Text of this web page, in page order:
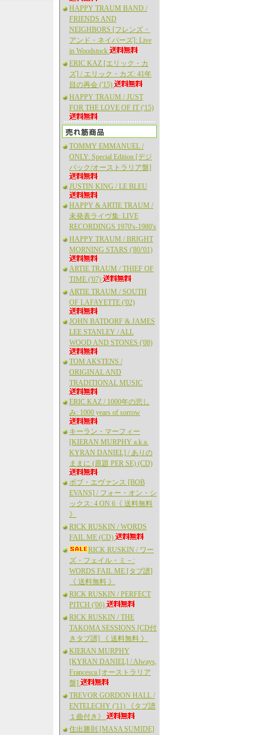
HAPPY TRAUM BAND /
FRIENDS AND
NEIGHBORS [フレンズ・
アンド・ネイバーズ]: Live
in Woodstock
ERIC KAZ [エリック・カ
ズ] / エリック・カズ: 41年
目の再会 ('15)
HAPPY TRAUM / JUST
FOR THE LOVE OF IT ('15)
TOMMY EMMANUEL /
ONLY: Special Edition [デジ
パック/オーストラリア盤]
JUSTIN KING / LE BLEU
HAPPY & ARTIE TRAUM /
未発表ライヴ集: LIVE
RECORDINGS 1970's-1980's
HAPPY TRAUM / BRIGHT
MORNING STARS ('80/'01)
ARTIE TRAUM / THIEF OF
TIME ('07)
ARTIE TRAUM / SOUTH
OF LAFAYETTE ('02)
JOHN BATDORF & JAMES
LEE STANLEY / ALL
WOOD AND STONES ('08)
TOM AKSTENS /
ORIGINAL AND
TRADITIONAL MUSIC
ERIC KAZ / 1000年の悲し
み: 1000 years of sorrow
キーラン・マーフィー
[KIERAN MURPHY a.k.a.
KYRAN DANIEL] / ありの
ままに (原題 PER SE) (CD)
ボブ・エヴァンス [BOB
EVANS] / フォー・オン・シ
ックス: 4 ON 6《 送料無料
》
RICK RUSKIN / WORDS
FAIL ME (CD)
RICK RUSKIN / ワー
ズ・フェイル・ミ－:
WORDS FAIL ME [タブ譜]
《 送料無料 》
RICK RUSKIN / PERFECT
PITCH ('06)
RICK RUSKIN / THE
TAKOMA SESSIONS [CD付
きタブ譜] 《 送料無料 》
KIERAN MURPHY
[KYRAN DANIEL] / Always,
Francesca [オーストラリア
盤]
TREVOR GORDON HALL /
ENTELECHY ('11) 《タブ譜
１曲付き》
住出勝則 [MASA SUMIDE]